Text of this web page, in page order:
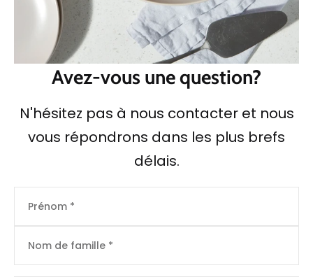
Avez-vous une question?
N'hésitez pas à nous contacter et nous
vous répondrons dans les plus brefs
délais.